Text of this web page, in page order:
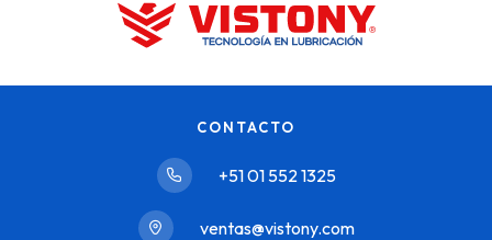
CONTACTO
+51 01 552 1325
ventas@vistony.com